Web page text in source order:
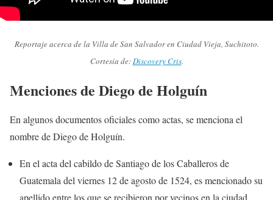
Reportaje acerca de la Villa de San Salvador en Ciudad Vieja, Suchitoto.
Cortesía de:Discovery Cris.
Menciones de Diego de Holguín
En algunos documentos oficiales como actas, se menciona el
nombre de Diego de Holguín.
En el acta del cabildo de Santiago de los Caballeros de
Guatemala del viernes 12 de agosto de 1524, es mencionado su
apellido entre los que se recibieron por vecinos en la ciudad.